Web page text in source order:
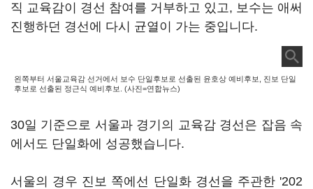
직 교육감이 경선 참여를 거부하고 있고, 보수는 애써
진행하던 경선에 다시 균열이 가는 중입니다.
왼쪽부터 서울교육감 선거에서 보수 단일후보로 선출된 윤호상 예비후보, 진보 단일
후보로 선출된 정근식 예비후보. (사진=연합뉴스)
30일 기준으로 서울과 경기의 교육감 경선은 잡음 속
에서도 단일화에 성공했습니다.
서울의 경우 진보 쪽에선 단일화 경선을 주관한 '202